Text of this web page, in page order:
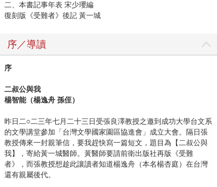
二、本書記事年表 宋少瓔編
復刻版《受難者》後記 黃一城
序／導讀
序
二叔公與我
楊智能（楊逸舟 孫侄）
昨日二○二三年七月二十三日受張良澤教授之邀到成功大學台文系
的文學講堂參加「台灣文學國家園區協進會」成立大會。隔日張
教授傳來一封親筆信，要我趕快寫一篇短文，題目為【二叔公與
我】，寄給黃一城醫師。黃醫師要請前衛出版社再版《受難
者》，而張教授想趁此讓讀者知道楊逸舟（本名楊杏庭）在台灣
還有親屬後代。